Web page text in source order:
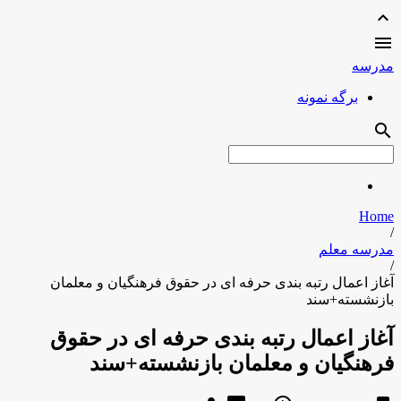
expand_less

مدرسه
برگه نمونه
search
Home
/
مدرسه معلم
/
آغاز اعمال رتبه بندی حرفه ای در حقوق فرهنگیان و معلمان
بازنشسته+سند
آغاز اعمال رتبه بندی حرفه ای در حقوق
فرهنگیان و معلمان بازنشسته+سند